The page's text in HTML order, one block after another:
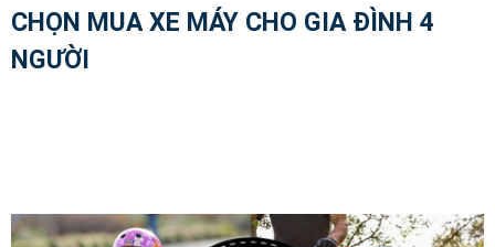
CHỌN MUA XE MÁY CHO GIA ĐÌNH 4
NGƯỜI